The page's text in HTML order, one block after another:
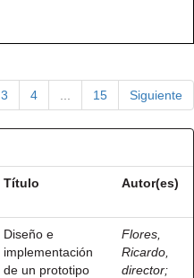
3 4 15 Siguiente
Título Autor(es)
Diseño e
implementación
de un prototipo
Flores,
Ricardo,
director;